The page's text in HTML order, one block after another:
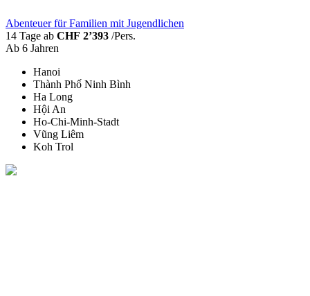
Abenteuer für Familien mit Jugendlichen
14 Tage ab CHF 2’393 /Pers.
Ab 6 Jahren
Hanoi
Thành Phố Ninh Bình
Ha Long
Hội An
Ho-Chi-Minh-Stadt
Vũng Liêm
Koh Trol